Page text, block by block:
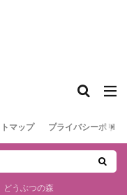
マップ プライバシーポリシ
どうぶつの森